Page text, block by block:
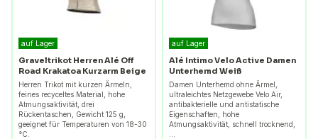
auf Lager
Graveltrikot Herren Alé Off
Road Krakatoa Kurzarm Beige
Herren Trikot mit kurzen Ärmeln,
feines recyceltes Material, hohe
Atmungsaktivität, drei
Rückentaschen, Gewicht 125 g,
geeignet für Temperaturen von 18-30
°C.
auf Lager
Alé Intimo Velo Active Damen
Unterhemd Weiß
Damen Unterhemd ohne Ärmel,
ultraleichtes Netzgewebe Velo Air,
antibakterielle und antistatische
Eigenschaften, hohe
Atmungsaktivität, schnell trocknend,